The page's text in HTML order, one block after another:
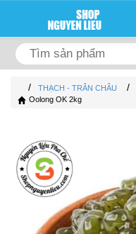
/ THẠCH - TRÂN CHÂU /
Oolong OK 2kg